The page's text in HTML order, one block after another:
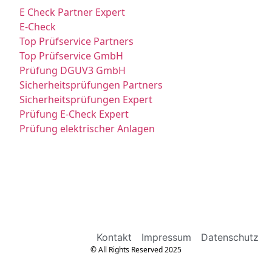
E Check Partner Expert
E-Check
Top Prüfservice Partners
Top Prüfservice GmbH
Prüfung DGUV3 GmbH
Sicherheitsprüfungen Partners
Sicherheitsprüfungen Expert
Prüfung E-Check Expert
Prüfung elektrischer Anlagen
Kontakt Impressum Datenschutz
© All Rights Reserved 2025